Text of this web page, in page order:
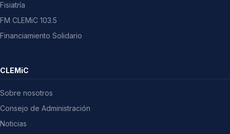
Fisiatría
FM CLEMiC 103.5
Financiamiento Solidario
CLEMiC
Sobre nosotros
Consejo de Administración
Noticias